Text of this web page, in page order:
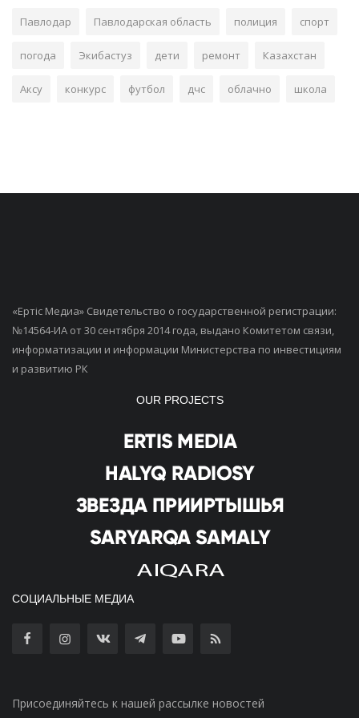
Павлодар Павлодарская область полиция спорт
погода Экибастуз дети ремонт Казахстан
Аксу конкурс футбол дчс облачно школа
«Ертiс Медиа» Свидетельство о государственной регистрации:
№14564-ИА от 30 сентября 2014 года, выдано Комитетом связи,
информатизации и информации Министерства по инвестициям
и развитию РК
OUR PROJECTS
СОЦИАЛЬНЫЕ МЕДИА
Присоединяйтесь к нашей рассылке новостей